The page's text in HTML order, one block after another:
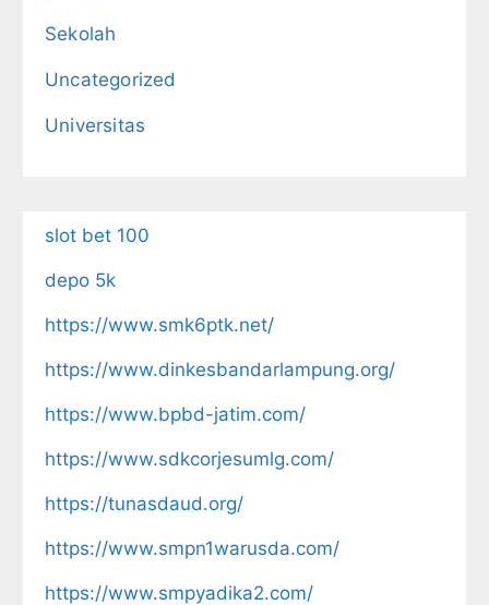
Sekolah
Uncategorized
Universitas
slot bet 100
depo 5k
https://www.smk6ptk.net/
https://www.dinkesbandarlampung.org/
https://www.bpbd-jatim.com/
https://www.sdkcorjesumlg.com/
https://tunasdaud.org/
https://www.smpn1warusda.com/
https://www.smpyadika2.com/